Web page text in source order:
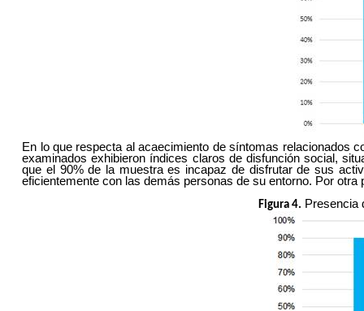
En lo que respecta al acaecimiento de síntomas relacionados
examinados exhibieron índices claros de disfunción social,
que el 90% de la muestra es incapaz de disfrutar de sus
eficientemente con las demás personas de su entorno. Por
Figura 4. Presencia